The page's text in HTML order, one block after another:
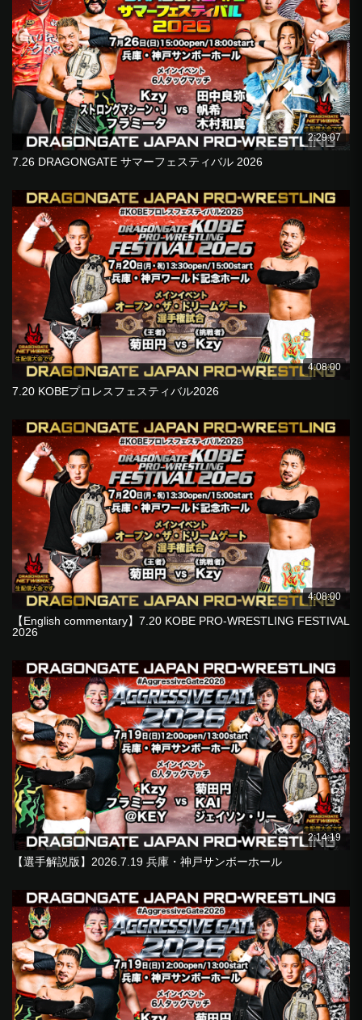
2:29:07
7.26 DRAGONGATE サマーフェスティバル 2026
4:08:00
7.20 KOBEプロレスフェスティバル2026
4:08:00
【English commentary】7.20 KOBE PRO-WRESTLING FESTIVAL
2026
2:14:19
【選手解説版】2026.7.19 兵庫・神戸サンボーホール